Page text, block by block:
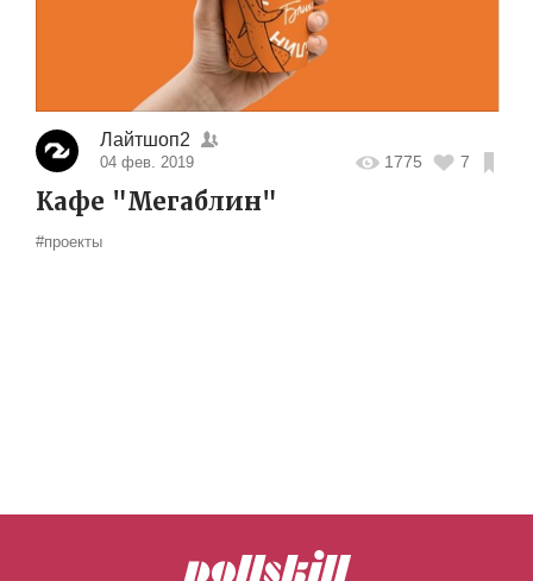
Лайтшоп2
04 фев. 2019 1775 7
Кафе "Мегаблин"
#проекты